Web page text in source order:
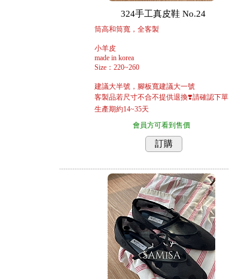
324手工真皮鞋 No.24
筒高和筒寬，全客製
小羊皮
made in korea
Size：220~260
建議大半號，腳板寬建議大一號
客製品若尺寸不合不提供退換❣️請確認下單
生產期約14~35天
會員方可看到售價
訂購